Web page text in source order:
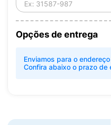
Opções de entrega
Enviamos para o
Confira abaixo o prazo de